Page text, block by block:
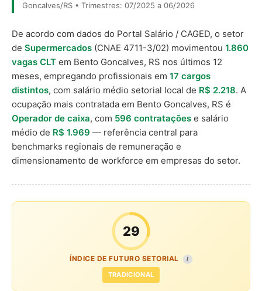
Goncalves/RS • Trimestres: 07/2025 a 06/2026
De acordo com dados do Portal Salário / CAGED, o setor
de Supermercados (CNAE 4711-3/02) movimentou 1.860
vagas CLT em Bento Goncalves, RS nos últimos 12
meses, empregando profissionais em 17 cargos
distintos, com salário médio setorial local de R$ 2.218. A
ocupação mais contratada em Bento Goncalves, RS é
Operador de caixa, com 596 contratações e salário
médio de R$ 1.969 — referência central para
benchmarks regionais de remuneração e
dimensionamento de workforce em empresas do setor.
29
ÍNDICE DE FUTURO SETORIAL I
TRADICIONAL